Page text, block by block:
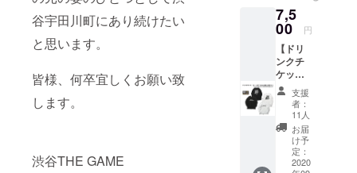
谷宇田川町にあり続けたい
と思います。
皆様、何卒宜しくお願い致
します。
渋谷THE GAME
はお名
前(又は
ニック
ネーム)
を備考
欄へご
記入く
ださ
い。 ※
掲載不
要の方
は備考
欄へ
ウェッ
ト プル
オー
バー
パー
カ。 素
材:綿
100%
裏パイ
ル ● ド
リンク
チケッ
ト3枚。
クチ
ケット1
枚 有効
期限は
営業再
開から
6ヶ月以
内。 ●
壁面ポ
スター
へのお
名前掲
7,5
00 円
【ドリ
ンクチ
ケット
(1枚)＋
L/S T
シャツ
支援
(JUMP-
A-)】 ●
JUMP-
支援
者：
11人
お届
け予
定：
2020